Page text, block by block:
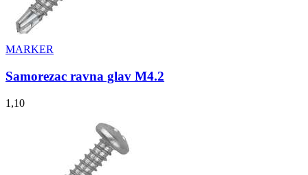
MARKER
Samorezac ravna glav M4.2
1,10